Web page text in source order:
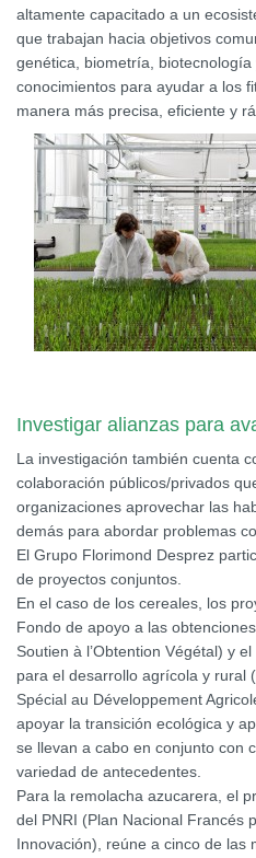
altamente capacitado a un
que trabajan hacia objetivos
genética, biometría,
conocimientos para ayudar a los
manera más precisa, eficiente y
Investigar alianzas para
La investigación también cuenta
colaboración públicos/privados
organizaciones aprovechar las
demás para abordar problemas
El Grupo Florimond Desprez
de proyectos conjuntos.
En el caso de los cereales, los
Fondo de apoyo a las
Soutien à l’Obtention Végétal) y
para el desarrollo agrícola y rural
Spécial au Développement
apoyar la transición ecológica y
se llevan a cabo en conjunto con
variedad de antecedentes.
Para la remolacha azucarera, el
del PNRI (Plan Nacional Francés
Innovación), reúne a cinco de las